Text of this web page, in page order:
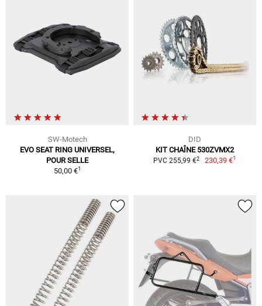
SW-Motech
EVO SEAT RING UNIVERSEL,
POUR SELLE
50,00 €1
DID
KIT CHAÎNE 530ZVMX2
PVC 255,99 €2 230,39 €1